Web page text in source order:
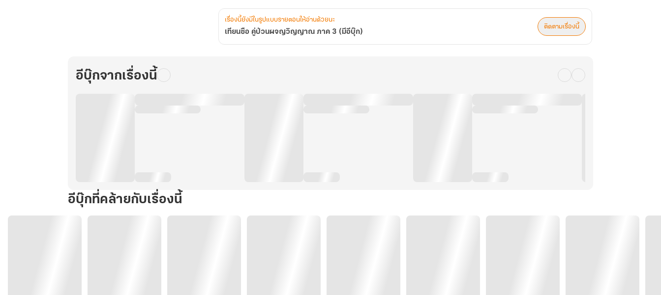
เรื่องนี้ยังมีในรูปแบบรายตอนให้อ่านด้วยนะ
เทียนซือ คู่ป่วนผจญวิญญาณ ภาค 3 (มีอีบุ๊ก)
ติดตามเรื่องนี้
อีบุ๊กจากเรื่องนี้
อีบุ๊กที่คล้ายกับเรื่องนี้